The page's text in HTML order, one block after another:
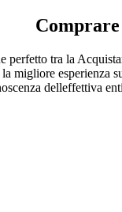
perfetto tra la
migliore esperienza
delleffettiva